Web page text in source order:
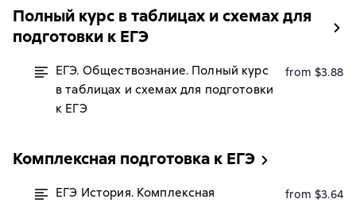
Полный курс в таблицах и схемах для
подготовки к ЕГЭ
ЕГЭ. Обществознание. Полный курс
в таблицах и схемах для подготовки
к ЕГЭ
from $3.88
Комплексная подготовка к ЕГЭ
ЕГЭ История. Комплексная
from $3.64